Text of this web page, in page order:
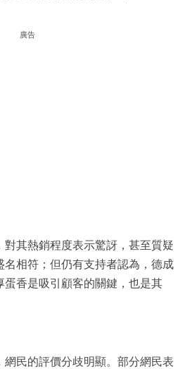
廣告
其熱銷程度表示驚訝，甚至質疑
名相符；但仍有支持者認為，德成
蛋香是吸引顧客的關鍵，也是其
民的評價分歧明顯。部分網民表